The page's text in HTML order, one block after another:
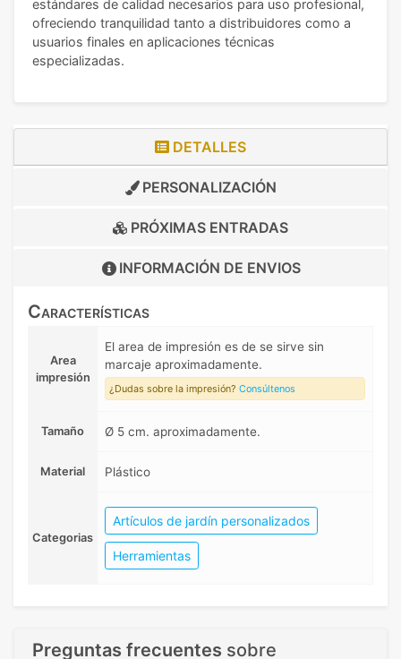
estándares de calidad necesarios para uso profesional,
ofreciendo tranquilidad tanto a distribuidores como a
usuarios finales en aplicaciones técnicas
especializadas.
DETALLES
PERSONALIZACIÓN
PRÓXIMAS ENTRADAS
INFORMACIÓN DE ENVIOS
Características
Area
impresión
El area de impresión es de se sirve sin
marcaje aproximadamente.
¿Dudas sobre la impresión? Consúltenos
Tamaño Ø 5 cm. aproximadamente.
Material Plástico
Categorias
Artículos de jardín personalizados
Herramientas
Preguntas frecuentes sobre